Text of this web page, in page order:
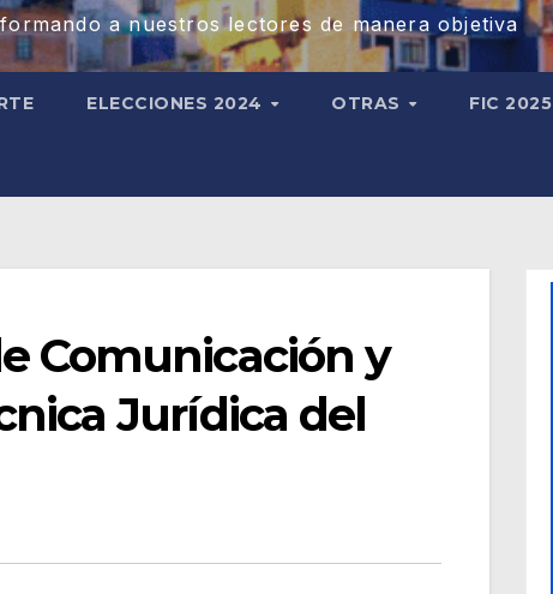
a nuestros lectores de manera objetiva
ELECCIONES 2024 OTRAS FIC 2025
Comunicación y
Jurídica del